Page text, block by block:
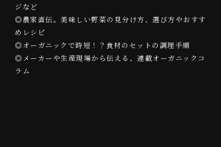
ジなど
◎農家直伝。美味しい野菜の見分け方、選び方やおすす
めレシピ
◎オーガニックで時短！？食材のセットの調理手順
◎メーカーや生産現場から伝える、連載オーガニックコ
ラム